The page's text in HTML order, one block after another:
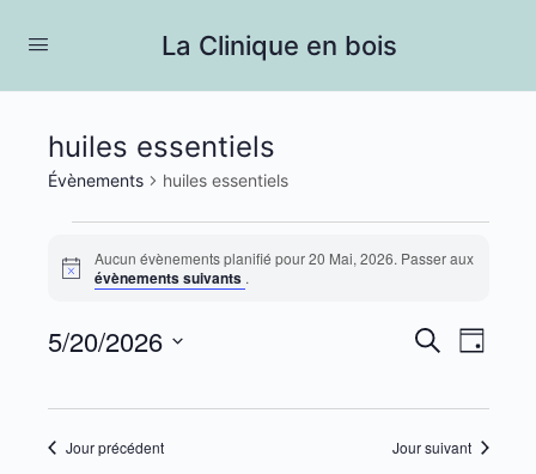
La Clinique en bois
huiles essentiels
Évènements huiles essentiels
for
Mai,
Notice
Aucun évènements planifié pour 20 Mai, 2026. Passer aux
évènements suivants .
de
Recherche
vues
Jour
5/20/2026
une
date.
Jour précédent Jour suivant